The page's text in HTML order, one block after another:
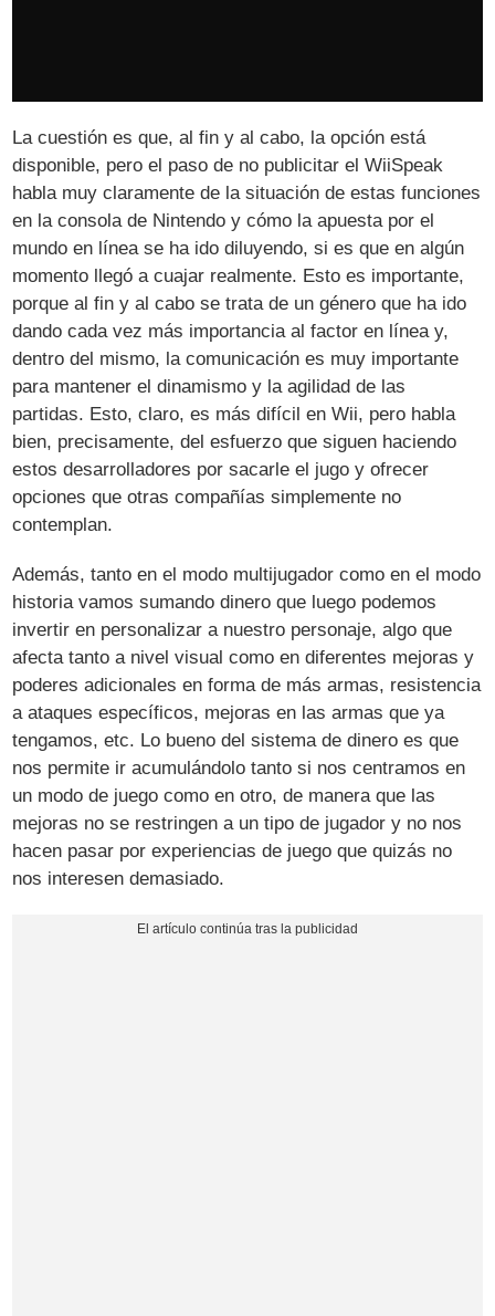
La cuestión es que, al fin y al cabo, la opción está
disponible, pero el paso de no publicitar el WiiSpeak
habla muy claramente de la situación de estas funciones
en la consola de Nintendo y cómo la apuesta por el
mundo en línea se ha ido diluyendo, si es que en algún
momento llegó a cuajar realmente. Esto es importante,
porque al fin y al cabo se trata de un género que ha ido
dando cada vez más importancia al factor en línea y,
dentro del mismo, la comunicación es muy importante
para mantener el dinamismo y la agilidad de las
partidas. Esto, claro, es más difícil en Wii, pero habla
bien, precisamente, del esfuerzo que siguen haciendo
estos desarrolladores por sacarle el jugo y ofrecer
opciones que otras compañías simplemente no
contemplan.
Además, tanto en el modo multijugador como en el modo
historia vamos sumando dinero que luego podemos
invertir en personalizar a nuestro personaje, algo que
afecta tanto a nivel visual como en diferentes mejoras y
poderes adicionales en forma de más armas, resistencia
a ataques específicos, mejoras en las armas que ya
tengamos, etc. Lo bueno del sistema de dinero es que
nos permite ir acumulándolo tanto si nos centramos en
un modo de juego como en otro, de manera que las
mejoras no se restringen a un tipo de jugador y no nos
hacen pasar por experiencias de juego que quizás no
nos interesen demasiado.